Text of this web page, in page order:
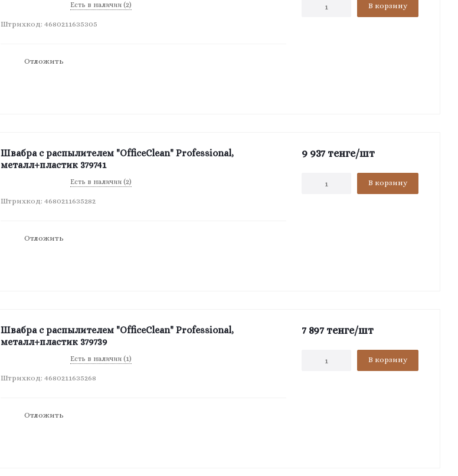
Есть в наличии (2)
Штрихкод: 4680211635305
Отложить
В корзину
Швабра с распылителем "OfficeClean" Professional,
металл+пластик 379741
Есть в наличии (2)
Штрихкод: 4680211635282
Отложить
9 937тенге/шт
В корзину
Швабра с распылителем "OfficeClean" Professional,
металл+пластик 379739
Есть в наличии (1)
Штрихкод: 4680211635268
Отложить
7 897тенге/шт
В корзину